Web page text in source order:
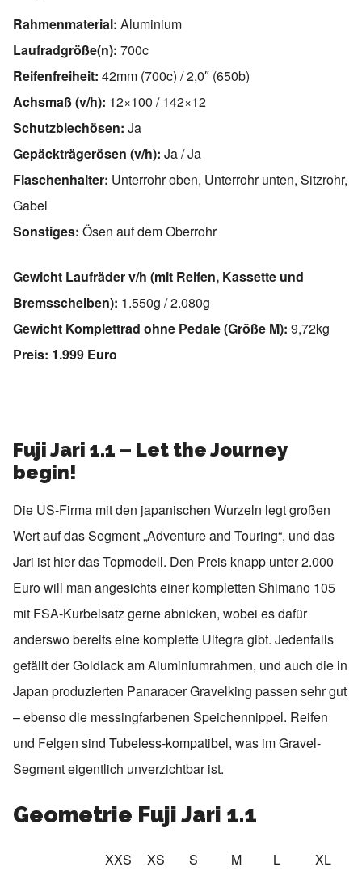
Rahmenmaterial: Aluminium
Laufradgröße(n): 700c
Reifenfreiheit: 42mm (700c) / 2,0″ (650b)
Achsmaß (v/h): 12×100 / 142×12
Schutzblechösen: Ja
Gepäckträgerösen (v/h): Ja / Ja
Flaschenhalter: Unterrohr oben, Unterrohr unten, Sitzrohr,
Gabel
Sonstiges: Ösen auf dem Oberrohr
Gewicht Laufräder v/h (mit Reifen, Kassette und
Bremsscheiben): 1.550g / 2.080g
Gewicht Komplettrad ohne Pedale (Größe M): 9,72kg
Preis: 1.999 Euro
Fuji Jari 1.1 – Let the Journey
begin!
Die US-Firma mit den japanischen Wurzeln legt großen
Wert auf das Segment „Adventure and Touring“, und das
Jari ist hier das Topmodell. Den Preis knapp unter 2.000
Euro will man angesichts einer kompletten Shimano 105
mit FSA-Kurbelsatz gerne abnicken, wobei es dafür
anderswo bereits eine komplette Ultegra gibt. Jedenfalls
gefällt der Goldlack am Aluminiumrahmen, und auch die in
Japan produzierten Panaracer Gravelking passen sehr gut
– ebenso die messingfarbenen Speichennippel. Reifen
und Felgen sind Tubeless-kompatibel, was im Gravel-
Segment eigentlich unverzichtbar ist.
Geometrie Fuji Jari 1.1
XXS XS S M L XL